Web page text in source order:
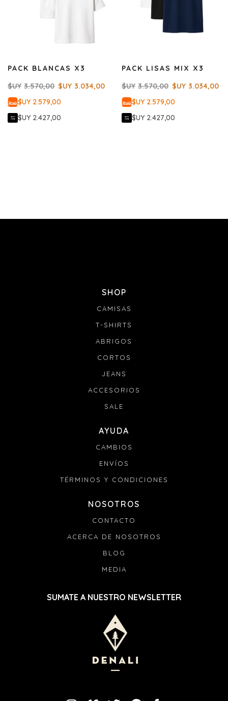
PACK BLANCAS X3
$UY 3.570,00 $UY 3.034,00
$UY 2.579,00
$UY 2.427,00
PACK LISAS MIX X3
$UY 3.570,00 $UY 3.034,00
$UY 2.579,00
$UY 2.427,00
SHOP
CAMISAS
T-SHIRTS
ABRIGOS
CORTOS
JEANS
ACCESORIOS
SALE
AYUDA
CAMBIOS
ENVÍOS
TÉRMINOS Y CONDICIONES
NOSOTROS
CONTACTO
ACERCA DE NOSOTROS
BLOG
MEDIA
SUMATE A NUESTRO NEWSLETTER